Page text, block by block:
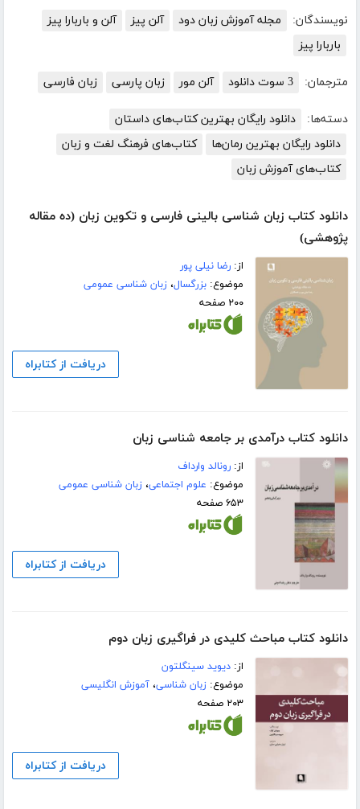
نویسندگان: مجله آموزش زبان دود آلن پیز
آلن و باربارا پیز
باربارا پیز
مترجمان: 3 سوت دانلود آلن مور زبان پارسی زبان فارسی
دسته‌ها:
دانلود رایگان بهترین کتاب‌های داستان
دانلود رایگان بهترین رمان‌ها
کتاب‌های فرهنگ لغت و زبان
کتاب‌های آموزش زبان
دانلود کتاب زبان شناسی بالینی فارسی و تکوین زبان (ده مقاله
پژوهشی)
از:رضا نیلی پور
موضوع:بزرگسال،زبان شناسی عمومی
۲۰۰ صفحه
دریافت از کتابراه
دانلود کتاب درآمدی بر جامعه شناسی زبان
از:رونالد وارداف
موضوع: علوم اجتماعی،زبان شناسی عمومی
۶۵۳ صفحه
دریافت از کتابراه
دانلود کتاب مباحث کلیدی در فراگیری زبان دوم
از:دیوید سینگلتون
موضوع:زبان شناسی،آموزش انگلیسی
۲۰۳ صفحه
دریافت از کتابراه